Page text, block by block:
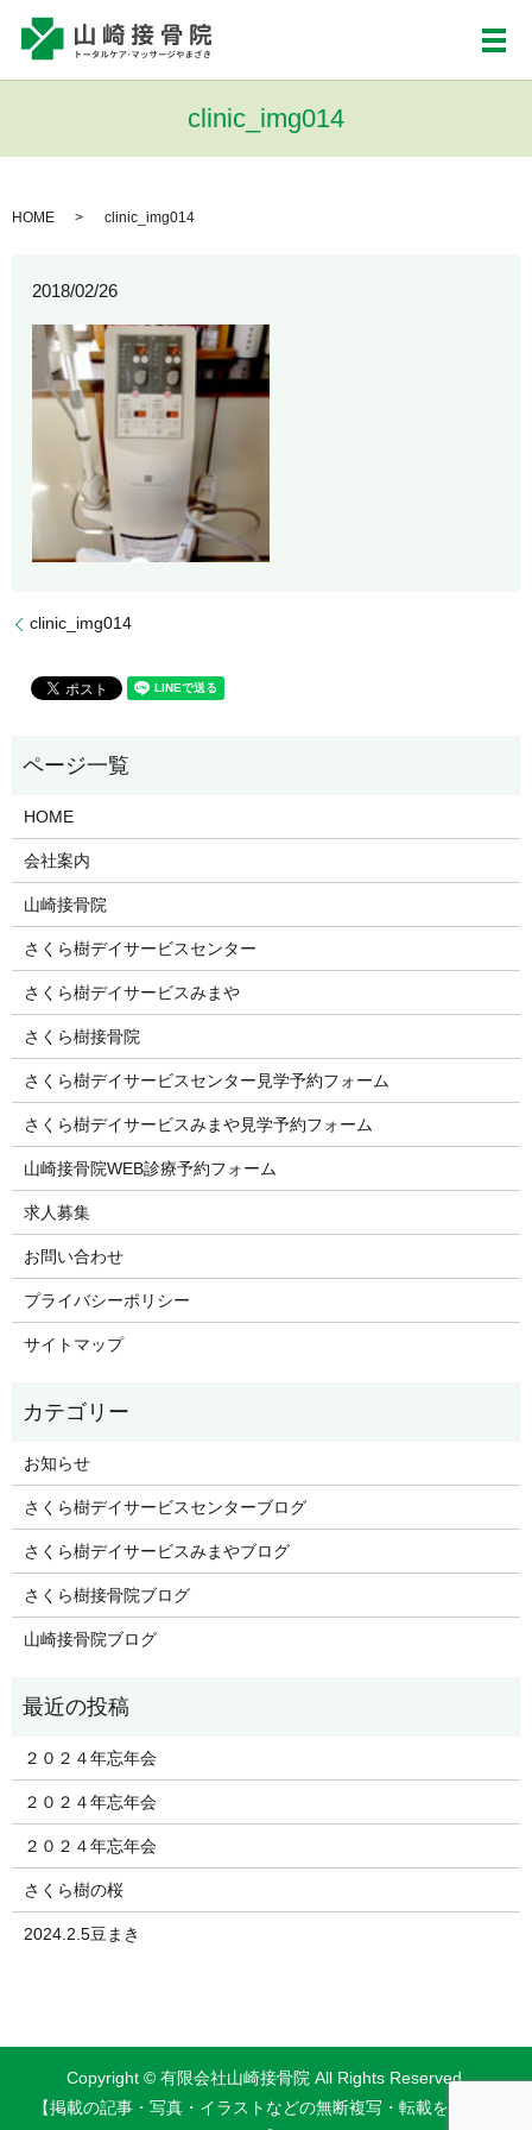
メ
clinic_img014
HOME clinic_img014
2018/02/26
clinic_img014
HOME
会社案内
山崎接骨院
さくら樹デイサービスセンター
さくら樹デイサービスみまや
さくら樹接骨院
さくら樹デイサービスセンター見学予約フォーム
さくら樹デイサービスみまや見学予約フォーム
山崎接骨院WEB診療予約フォーム
求人募集
お問い合わせ
プライバシーポリシー
サイトマップ
お知らせ
さくら樹デイサービスセンターブログ
さくら樹デイサービスみまやブログ
さくら樹接骨院ブログ
山崎接骨院ブログ
２０２４年忘年会
２０２４年忘年会
２０２４年忘年会
さくら樹の桜
2024.2.5豆まき
Copyright © 有限会社山崎接骨院 All Rights Reserved.
【掲載の記事・写真・イラストなどの無断複写・転載を禁じま